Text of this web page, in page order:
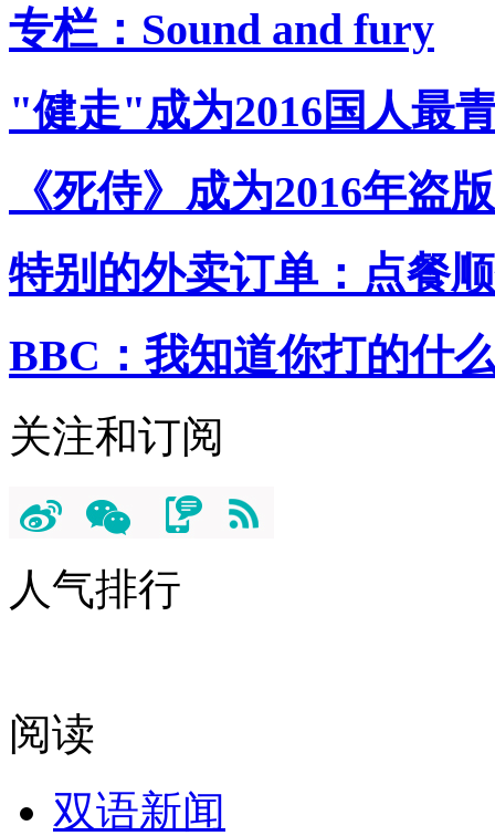
专栏：Sound and fury
"健走"成为2016国人最
《死侍》成为2016年盗
特别的外卖订单：点餐
BBC：我知道你打的什
关注和订阅
人气排行
阅读
双语新闻